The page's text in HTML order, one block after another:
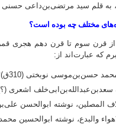
به قلم سید مرتضی‌بن‌داعی
مختلف چه بوده است؟
از قرن سوم تا قرن دهم هجری
که عبارت‌اند از:
حسن‌بن‌موسی نوبختی (310ق)؛
سعدبن‌عبدالله‌بن‌ابی‌خلف اشعری
المصلین، نوشته ابوالحسن
والبدع، نوشته ابوالحسین